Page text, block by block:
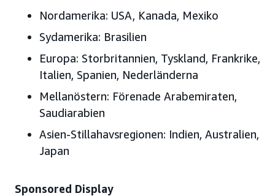
Nordamerika: USA, Kanada, Mexiko
Sydamerika: Brasilien
Europa: Storbritannien, Tyskland, Frankrike,
Italien, Spanien, Nederländerna
Mellanöstern: Förenade Arabemiraten,
Saudiarabien
Asien-Stillahavsregionen: Indien, Australien,
Japan
Sponsored Display